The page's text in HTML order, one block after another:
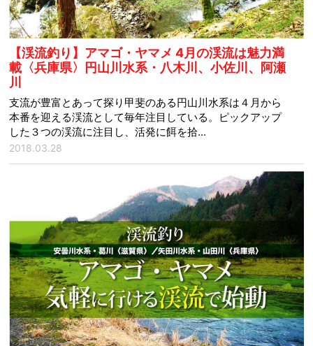
【渓流釣り】アマゴ・ヤマメ 4月の渓流は魅力満
載〈兵庫県〉円山川水系・八木川、小佐川、阿瀬
川
支流が豊富とあって探り甲斐のある円山川水系は４月から
本番を迎える渓流として毎年注目している。ピックアップ
した３つの渓流に注目し、活発に餌を拾...
2018.03.28